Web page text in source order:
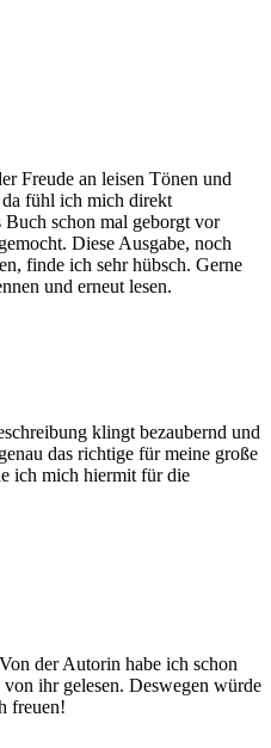
Freude an leisen Tönen und
fühl ich mich direkt
Buch schon mal geborgt vor
Diese Ausgabe, noch
finde ich sehr hübsch. Gerne
und erneut lesen.
klingt bezaubernd und
das richtige für meine große
ich mich hiermit für die
der Autorin habe ich schon
ihr gelesen. Deswegen würde
freuen!